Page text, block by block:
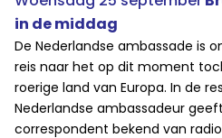
in de middag
De Nederlandse ambassade is
reis naar het op dit moment
roerige land van Europa. In de
Nederlandse ambassadeur geeft
correspondent bekend van